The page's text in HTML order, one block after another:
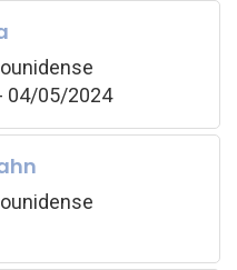
04/05/2024